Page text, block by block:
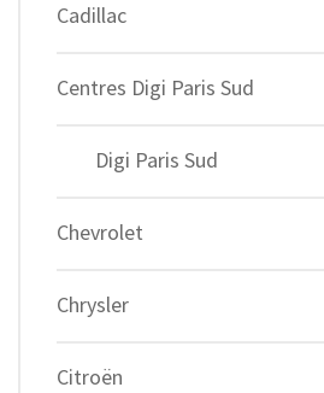
Cadillac
Centres Digi Paris Sud
Digi Paris Sud
Chevrolet
Chrysler
Citroën